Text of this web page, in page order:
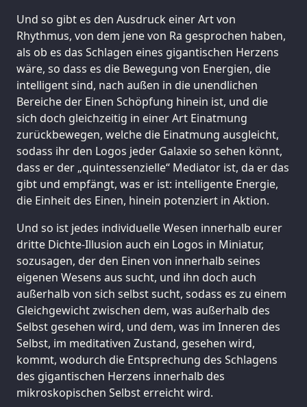
Und so gibt es den Ausdruck einer Art von
Rhythmus, von dem jene von Ra gesprochen haben,
als ob es das Schlagen eines gigantischen Herzens
wäre, so dass es die Bewegung von Energien, die
intelligent sind, nach außen in die unendlichen
Bereiche der Einen Schöpfung hinein ist, und die
sich doch gleichzeitig in einer Art Einatmung
zurückbewegen, welche die Einatmung ausgleicht,
sodass ihr den Logos jeder Galaxie so sehen könnt,
dass er der „quintessenzielle“ Mediator ist, da er das
gibt und empfängt, was er ist: intelligente Energie,
die Einheit des Einen, hinein potenziert in Aktion.
Und so ist jedes individuelle Wesen innerhalb eurer
dritte Dichte-Illusion auch ein Logos in Miniatur,
sozusagen, der den Einen von innerhalb seines
eigenen Wesens aus sucht, und ihn doch auch
außerhalb von sich selbst sucht, sodass es zu einem
Gleichgewicht zwischen dem, was außerhalb des
Selbst gesehen wird, und dem, was im Inneren des
Selbst, im meditativen Zustand, gesehen wird,
kommt, wodurch die Entsprechung des Schlagens
des gigantischen Herzens innerhalb des
mikroskopischen Selbst erreicht wird.